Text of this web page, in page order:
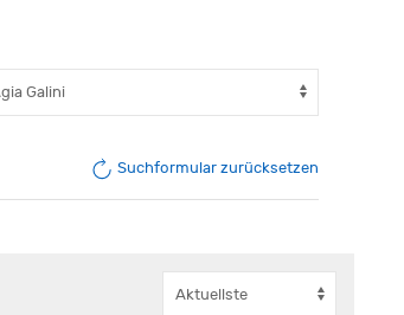
Suchformular zurücksetzen